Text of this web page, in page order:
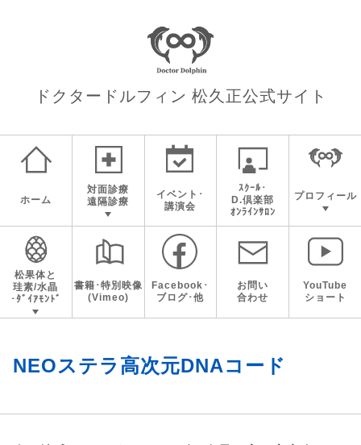
ドクタードルフィン 松久正公式サイト
ホーム
対面診療
遠隔診療
イベント･
講演会
ｽｸｰﾙ･
D.倶楽部
ｵﾝﾗｲﾝｻﾛﾝ
プロフィール
松果体と
珪素/水晶
･ﾀﾞｲｱﾓﾝﾄﾞ
書籍･特別映像
(Vimeo)
Facebook･
ブログ･他
お問い
合わせ
YouTube
ショート
NEOステラ高次元DNAコード